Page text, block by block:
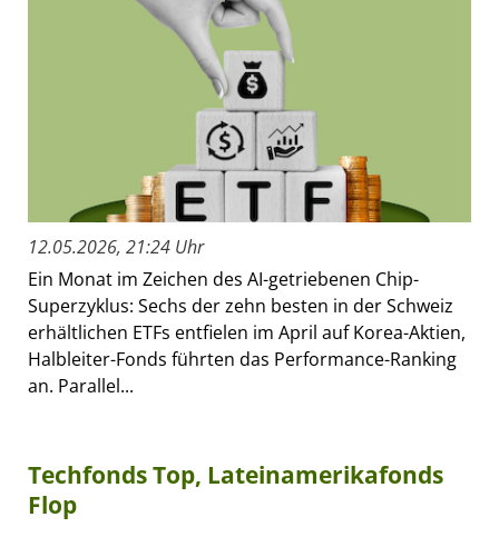
12.05.2026, 21:24 Uhr
Ein Monat im Zeichen des AI-getriebenen Chip-
Superzyklus: Sechs der zehn besten in der Schweiz
erhältlichen ETFs entfielen im April auf Korea-Aktien,
Halbleiter-Fonds führten das Performance-Ranking
an. Parallel...
Techfonds Top, Lateinamerikafonds
Flop